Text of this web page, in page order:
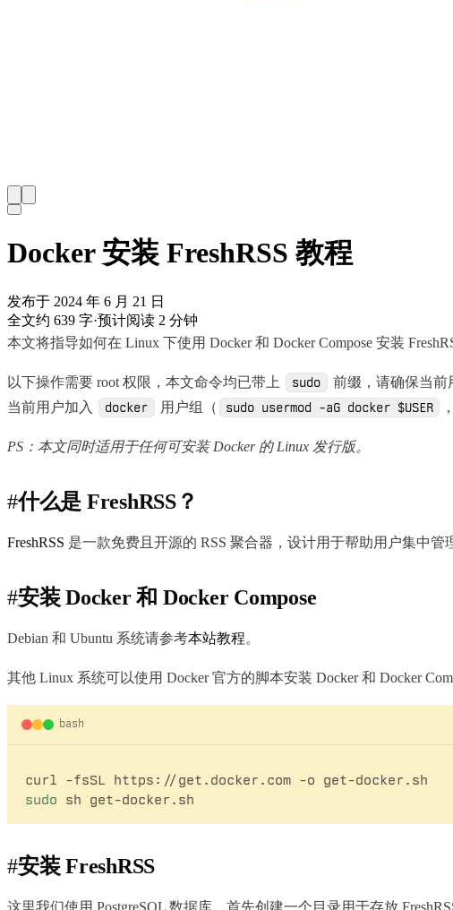
Docker 安装 FreshRSS 教程
发布于 2024 年 6 月 21 日
全文约 639 字·预计阅读 2 分钟
本文将指导如何在 Linux 下使用 Docker 和 Docker Compose 安装
以下操作需要 root 权限，本文命令均已带上 sudo 前缀，请确保当前
当前用户加入
docker 用户组（ sudo usermod -aG docker $USER
PS：本文同时适用于任何可安装 Docker 的 Linux 发行版。
#什么是 FreshRSS？
FreshRSS 是一款免费且开源的 RSS 聚合器，设计用于帮助用户集中
#安装 Docker 和 Docker Compose
Debian 和 Ubuntu 系统请参考本站教程。
其他 Linux 系统可以使用 Docker 官方的脚本安装 Docker 和 Docker
bash
sudo
#安装 FreshRSS